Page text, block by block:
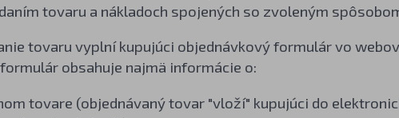
tovaru a nákladoch spojených so zvoleným
tovaru vyplní kupujúci objednávkový formulár vo
obsahuje najmä informácie o:
tovare (objednávaný tovar "vloží" kupujúci do